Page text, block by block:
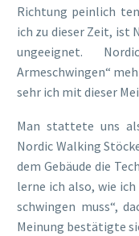
Richtung peinlich
ich zu dieser Zeit, ist
ungeeignet.
Armeschwingen“
sehr ich mit dieser
Man stattete uns
Nordic Walking
dem Gebäude die
lerne ich also, wie
schwingen muss“,
Meinung bestätigte